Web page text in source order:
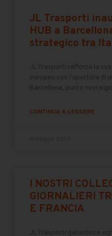
JL Trasporti
HUB a
strategico tra
JL Trasporti rafforza la
europeo con l’apertura di
Barcellona, punto
CONTINUA A LEGGERE
I NOSTRI
GIORNALIERI
E FRANCIA
JL Trasporti garantisce